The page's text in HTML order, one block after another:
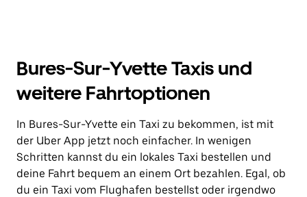
Bures-Sur-Yvette Taxis und
weitere Fahrtoptionen
In Bures-Sur-Yvette ein Taxi zu bekommen, ist mit
der Uber App jetzt noch einfacher. In wenigen
Schritten kannst du ein lokales Taxi bestellen und
deine Fahrt bequem an einem Ort bezahlen. Egal, ob
du ein Taxi vom Flughafen bestellst oder irgendwo